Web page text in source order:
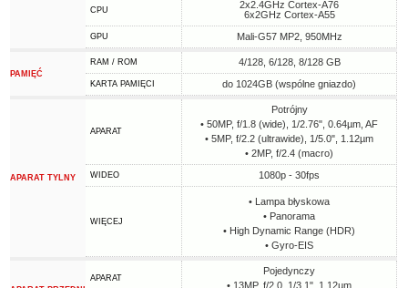
CPU
2x2.4GHz Cortex-A76
6x2GHz Cortex-A55
GPU Mali-G57 MP2, 950MHz
PAMIĘĆ
RAM / ROM 4/128, 6/128, 8/128 GB
KARTA PAMIĘCI do 1024GB (wspólne gniazdo)
APARAT TYLNY
APARAT
Potrójny
• 50MP, f/1.8 (wide), 1/2.76", 0.64µm, AF
• 5MP, f/2.2 (ultrawide), 1/5.0", 1.12µm
• 2MP, f/2.4 (macro)
WIDEO 1080p - 30fps
WIĘCEJ
• Lampa błyskowa
• Panorama
• High Dynamic Range (HDR)
• Gyro-EIS
APARAT
Pojedynczy
• 13MP, f/2.0, 1/3.1", 1.12µm